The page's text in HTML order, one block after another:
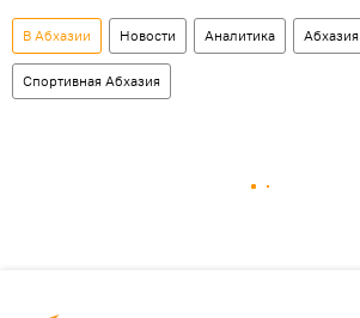
В Абхазии Новости Аналитика Абхазия
Спортивная Абхазия